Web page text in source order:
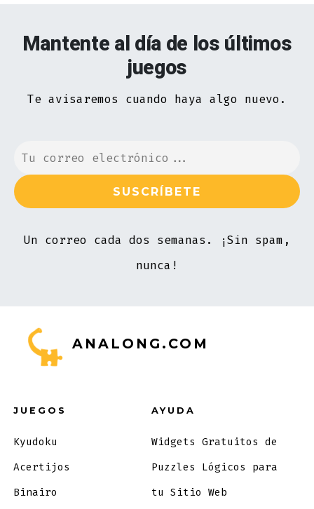
Mantente al día de los últimos
juegos
Te avisaremos cuando haya algo nuevo.
Un correo cada dos semanas. ¡Sin spam,
nunca!
ANALONG.COM
JUEGOS
Kyudoku
Acertijos
Binairo
AYUDA
Widgets Gratuitos de
Puzzles Lógicos para
tu Sitio Web